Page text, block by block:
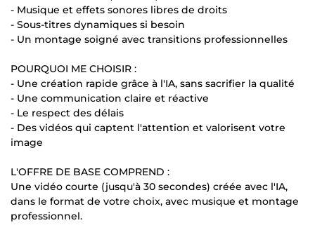
- Musique et effets sonores libres de droits
- Sous-titres dynamiques si besoin
- Un montage soigné avec transitions professionnelles
POURQUOI ME CHOISIR :
- Une création rapide grâce à l'IA, sans sacrifier la qualité
- Une communication claire et réactive
- Le respect des délais
- Des vidéos qui captent l'attention et valorisent votre
image
L'OFFRE DE BASE COMPREND :
Une vidéo courte (jusqu'à 30 secondes) créée avec l'IA,
dans le format de votre choix, avec musique et montage
professionnel.